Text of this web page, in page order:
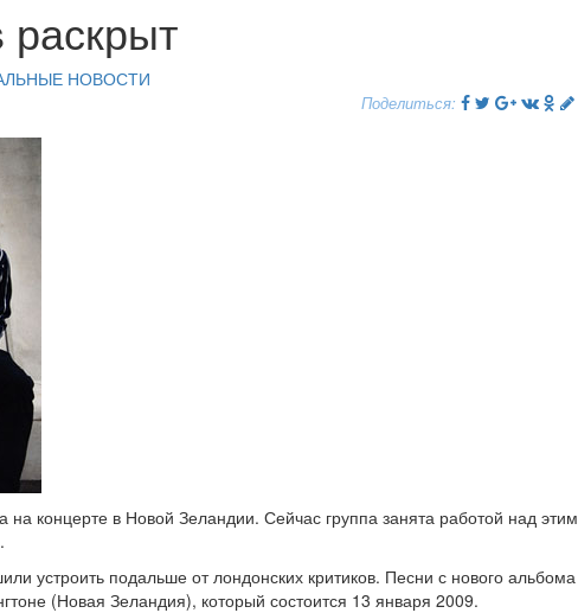
НОВОСТИ
Поделиться:
концерте в Новой Зеландии. Сейчас группа занята работой над этим
устроить подальше от лондонских критиков. Песни с нового альбома
(Новая Зеландия), который состоится 13 января 2009.